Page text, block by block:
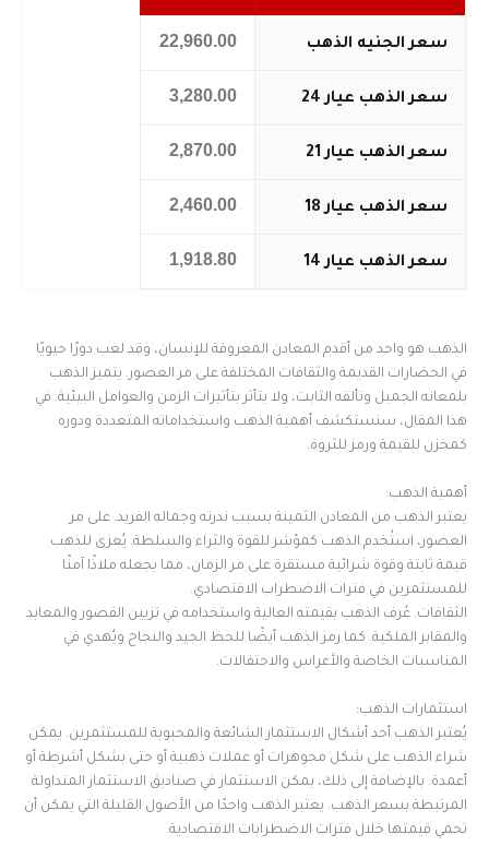
سعر الجنيه الذهب 22,960.00
سعر الذهب عيار 24 3,280.00
سعر الذهب عيار 21 2,870.00
سعر الذهب عيار 18 2,460.00
سعر الذهب عيار 14 1,918.80
الذهب هو واحد من أقدم المعادن المعروفة للإنسان، وقد لعب دورًا حيويًا
في الحضارات القديمة والثقافات المختلفة على مر العصور. يتميز الذهب
بلمعانه الجميل وتألقه الثابت، ولا يتأثر بتأثيرات الزمن والعوامل البيئية. في
هذا المقال، سنستكشف أهمية الذهب واستخداماته المتعددة ودوره
كمخزن للقيمة ورمز للثروة.
أهمية الذهب:
يعتبر الذهب من المعادن الثمينة بسبب ندرته وجماله الفريد. على مر
العصور، استُخدم الذهب كمؤشر للقوة والثراء والسلطة. يُعزى للذهب
قيمة ثابتة وقوة شرائية مستقرة على مر الزمان، مما يجعله ملاذًا آمنًا
للمستثمرين في فترات الاضطراب الاقتصادي.
الثقافات. عُرف الذهب بقيمته العالية واستخدامه في تزيين القصور والمعابد
والمقابر الملكية. كما رمز الذهب أيضًا للحظ الجيد والنجاح ويُهدي في
المناسبات الخاصة والأعراس والاحتفالات.
استثمارات الذهب:
يُعتبر الذهب أحد أشكال الاستثمار الشائعة والمحبوبة للمستثمرين. يمكن
شراء الذهب على شكل مجوهرات أو عملات ذهبية أو حتى بشكل أشرطة أو
أعمدة. بالإضافة إلى ذلك، يمكن الاستثمار في صناديق الاستثمار المتداولة
المرتبطة بسعر الذهب. يعتبر الذهب واحدًا من الأصول القليلة التي يمكن أن
تحمي قيمتها خلال فترات الاضطرابات الاقتصادية.